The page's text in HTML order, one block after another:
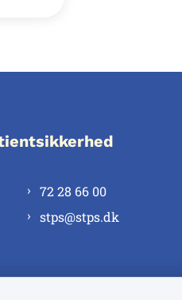
72 28 66 00
stps@stps.dk